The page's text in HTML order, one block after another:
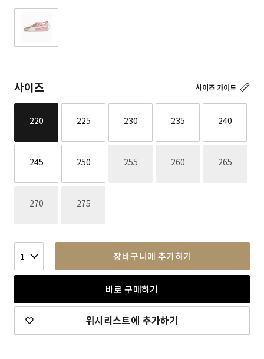
사이즈 가이드
사이즈
220 225 230 235 240
245 250 255재고없음 260재고없음 265재고없음
270재고없음 275재고없음
1 장바구니에 추가하기
바로 구매하기
위시리스트에 추가하기